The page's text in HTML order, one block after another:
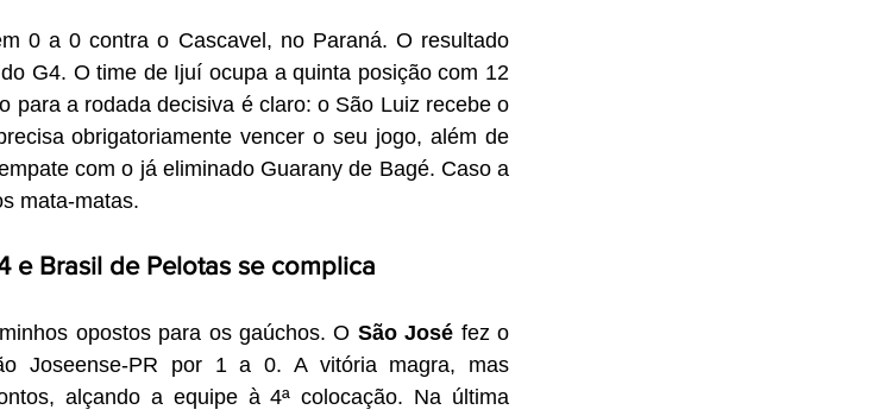
0 a 0 contra o Cascavel, no Paraná. O resultado
G4. O time de Ijuí ocupa a quinta posição com 12
para a rodada decisiva é claro: o São Luiz recebe o
obrigatoriamente vencer o seu jogo, além de
com o já eliminado Guarany de Bagé. Caso a
mata-matas.
e Brasil de Pelotas se complica
opostos para os gaúchos. O São José fez o
Joseense-PR por 1 a 0. A vitória magra, mas
alçando a equipe à 4ª colocação. Na última